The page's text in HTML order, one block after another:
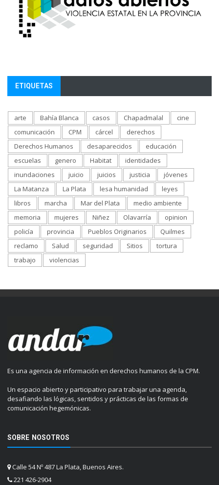
ETIQUETAS
arte Bahía Blanca casos Chapadmalal
cine
comunicación
CPM cárcel
derechos
Derechos Humanos
desaparecidos
educación
escuelas
genero Habitat
identidades
inundaciones
juicio juicios justicia
jóvenes
La Matanza
La Plata lesa humanidad
leyes
libros
marcha Mar del Plata
medio ambiente
memoria
mujeres Niñez Olavarría
opinion
policía
provincia Pueblos Originarios
Quilmes
reclamo
Salud seguridad Sitios
tortura
trabajo
violencias
Es una agencia de información en derechos humanos de la CPM.
Un espacio abierto y participativo para trabajar una agenda,
desafiando las lógicas, sentidos y prácticas de las formas de
comunicación hegemónicas.
SOBRE NOSOTROS
Calle 54 Nº 487 La Plata, Buenos Aires.
221 426-2904